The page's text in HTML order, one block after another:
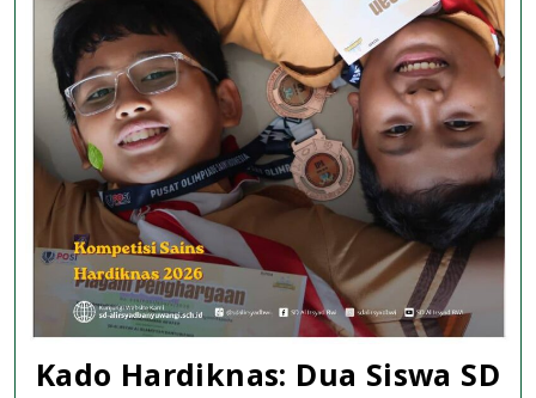
Kado Hardiknas: Dua Siswa SD